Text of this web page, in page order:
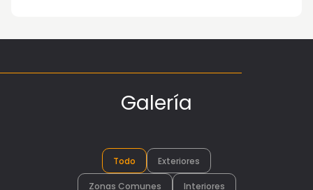
Galería
Todo Exteriores
Zonas Comunes Interiores